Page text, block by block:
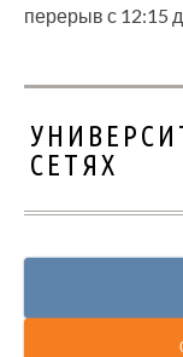
перерыв с 12:15
СЕТЯХ